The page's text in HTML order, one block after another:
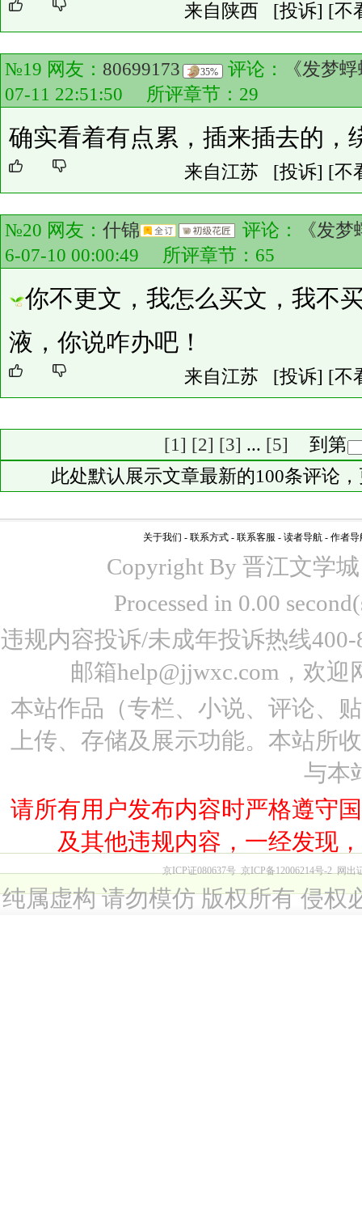
来自陕西 [投诉] [不
№19 网友： 80699173 35% 评论：
《发梦
07-11 22:51:50 所评章节： 29
确实看着有点累，插来插去的，
来自江苏 [投诉] [不
№20 网友： 什锦 评论：
《发
6-07-10 00:00:49 所评章节： 65
你不更文，我怎么买文，我不
液，你说咋办吧！
来自江苏 [投诉] [不
[1] [2] [3] ... [5]
到第
此处默认展示文章最新的100条评论
关于我们 - 联系方式 - 联系客服 - 读者导航 - 作者导
Copyright By 晋江文学
Processed in 0.00
违规内容投诉/未成年投诉热线
邮箱help@jjwxc.com，欢
本站作品（专栏、小说、评论、
上传、存储及展示功能。本站所
与本
请所有用户发布内容时严格遵守
及其他违规内容，一经发现
京ICP证080637号 京ICP备12006214号-2 网出
纯属虚构 请勿模仿 版权所有 侵权